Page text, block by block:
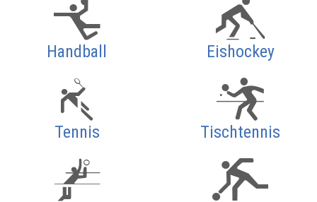
Handball Eishockey
Tennis Tischtennis